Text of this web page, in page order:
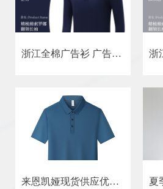
浙江全棉广告衫 广告衫印花定制T恤工装工作选浙江来恩凯娅POLO衫厂
来恩凯娅现货供应优质工作服T恤陶瓷纤维POLO衫文化衫广告衫厂